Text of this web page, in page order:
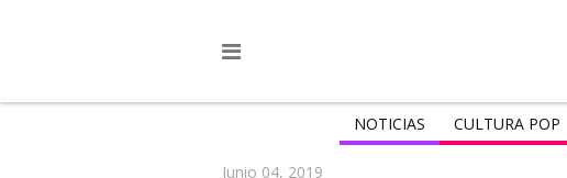
NOTICIAS CULTURA POP
Junio 04, 2019